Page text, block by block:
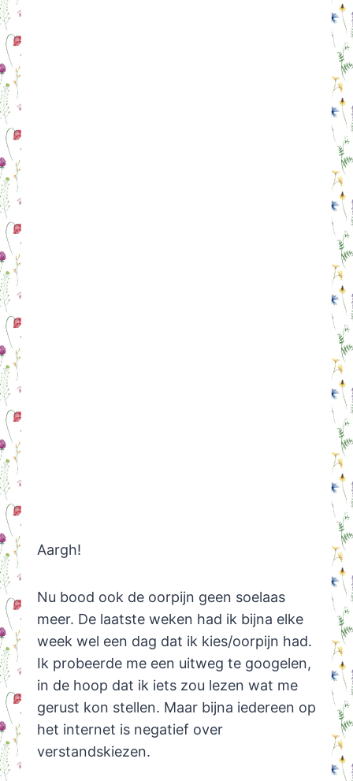
Aargh!
Nu bood ook de oorpijn geen soelaas
meer. De laatste weken had ik bijna elke
week wel een dag dat ik kies/oorpijn had.
Ik probeerde me een uitweg te googelen,
in de hoop dat ik iets zou lezen wat me
gerust kon stellen. Maar bijna iedereen op
het internet is negatief over
verstandskiezen.